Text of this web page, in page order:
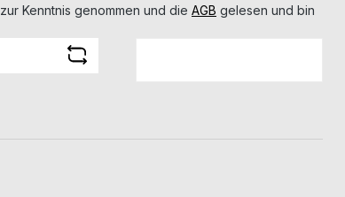
zur Kenntnis genommen und die AGB gelesen und bin